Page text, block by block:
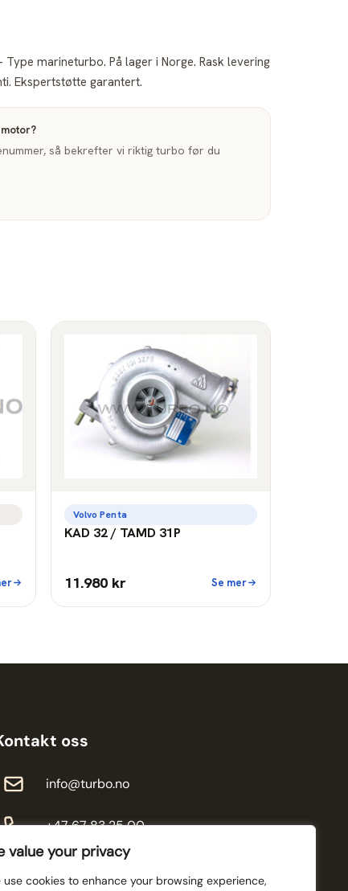
value your privacy
use cookies to enhance your browsing experience,
Type marineturbo. På lager i Norge. Rask levering
Ekspertstøtte garantert.
så bekrefter vi riktig turbo før du
Volvo Penta
KAD 32 / TAMD 31P
11.980 kr Se mer
oss
info@turbo.no
+47 67 83 25 00